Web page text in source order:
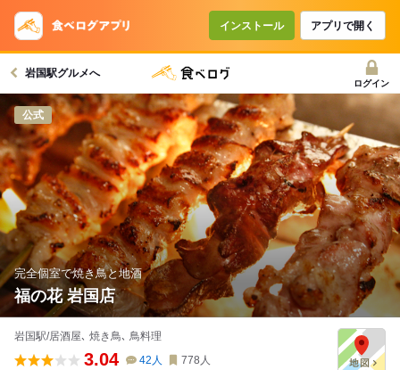
インストール アプリで開く
岩国駅グルメへ
ログイン
公式
完全個室で焼き鳥と地酒
福の花 岩国店
岩国駅/居酒屋､ 焼き鳥､ 鳥料理
3.04 42 人 778 人
コースで使えるクーポン
戻る
クーポンを利用せず予約する